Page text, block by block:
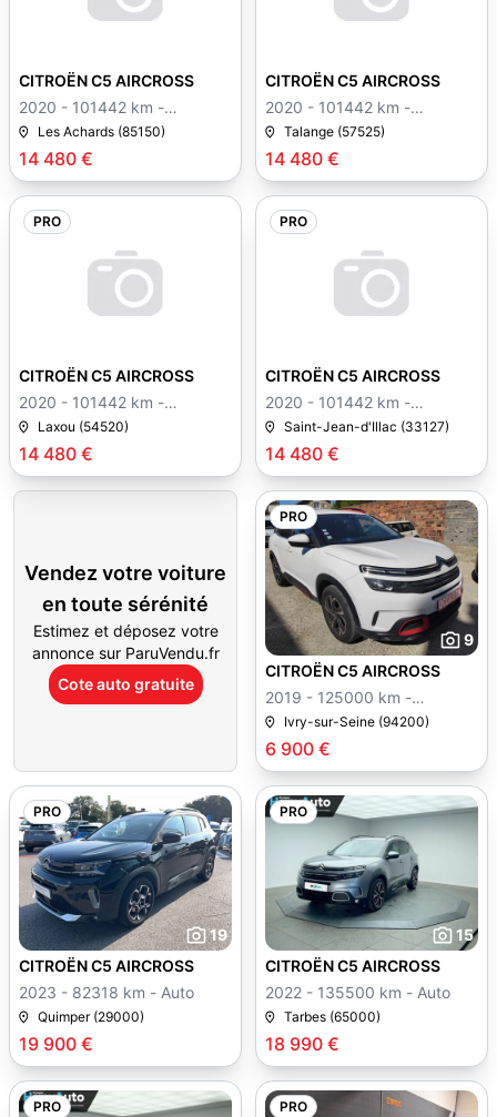
14 480 €
CITROËN C5 AIRCROSS
2020 - 101442 km -
Manuelle
Les Achards (85150)
14 480 €
CITROËN C5 AIRCROSS
2020 - 101442 km -
Manuelle
Talange (57525)
PRO
14 480 €
CITROËN C5 AIRCROSS
2020 - 101442 km -
Manuelle
Laxou (54520)
PRO
14 480 €
CITROËN C5 AIRCROSS
2020 - 101442 km -
Manuelle
Saint-Jean-d'Illac (33127)
Vendez votre voiture
en toute sérénité
Estimez et déposez votre
annonce sur ParuVendu.fr
Cote auto gratuite
PRO
9
6 900 €
CITROËN C5 AIRCROSS
2019 - 125000 km -
Manuelle
Ivry-sur-Seine (94200)
PRO
19
19 900 €
CITROËN C5 AIRCROSS
2023 - 82318 km - Auto
Quimper (29000)
PRO
15
18 990 €
CITROËN C5 AIRCROSS
2022 - 135500 km - Auto
Tarbes (65000)
PRO PRO